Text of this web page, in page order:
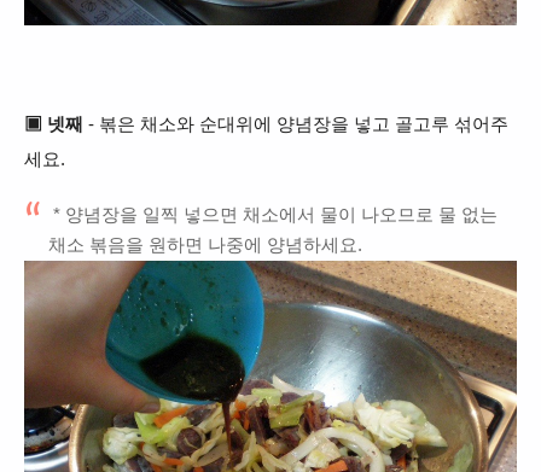
▣ 넷째 - 볶은 채소와 순대위에 양념장을 넣고 골고루 섞어주
세요.
* 양념장을 일찍 넣으면 채소에서 물이 나오므로 물 없는
채소 볶음을 원하면 나중에 양념하세요.